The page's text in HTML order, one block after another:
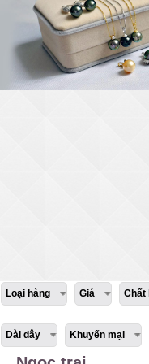
Loại hàng Giá Chất
Dài dây Khuyến mại